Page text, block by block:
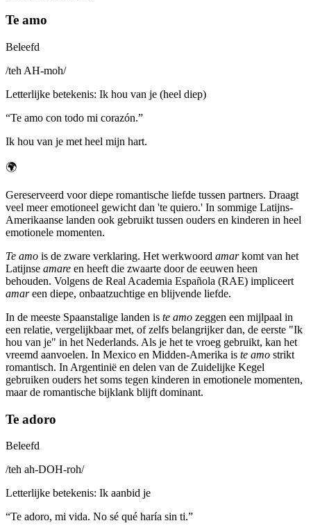
Te amo
Beleefd
/teh AH-moh/
Letterlijke betekenis: Ik hou van je (heel diep)
“Te amo con todo mi corazón.”
Ik hou van je met heel mijn hart.
🌍
Gereserveerd voor diepe romantische liefde tussen partners. Draagt
veel meer emotioneel gewicht dan 'te quiero.' In sommige Latijns-
Amerikaanse landen ook gebruikt tussen ouders en kinderen in heel
emotionele momenten.
Te amo is de zware verklaring. Het werkwoord amarkomt van het
Latijnse amare en heeft die zwaarte door de eeuwen heen
behouden. Volgens de Real Academia Española (RAE) impliceert
amareen diepe, onbaatzuchtige en blijvende liefde.
In de meeste Spaanstalige landen is te amo zeggen een mijlpaal in
een relatie, vergelijkbaar met, of zelfs belangrijker dan, de eerste "Ik
hou van je" in het Nederlands. Als je het te vroeg gebruikt, kan het
vreemd aanvoelen. In Mexico en Midden-Amerika is te amo strikt
romantisch. In Argentinië en delen van de Zuidelijke Kegel
gebruiken ouders het soms tegen kinderen in emotionele momenten,
maar de romantische bijklank blijft dominant.
Te adoro
Beleefd
/teh ah-DOH-roh/
Letterlijke betekenis: Ik aanbid je
“Te adoro, mi vida. No sé qué haría sin ti.”